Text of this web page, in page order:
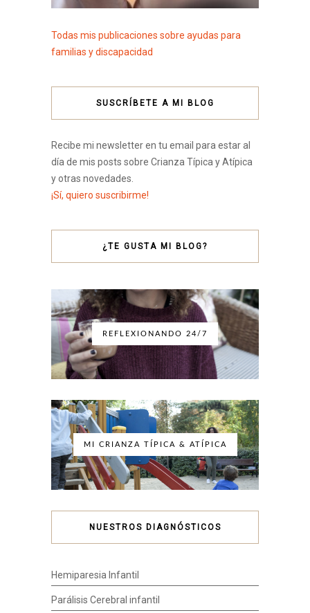
Todas mis publicaciones sobre ayudas para
familias y discapacidad
SUSCRÍBETE A MI BLOG
Recibe mi newsletter en tu email para estar al
día de mis posts sobre Crianza Típica y Atípica
y otras novedades.
¡Sí, quiero suscribirme!
¿TE GUSTA MI BLOG?
REFLEXIONANDO 24/7
MI CRIANZA TÍPICA & ATÍPICA
NUESTROS DIAGNÓSTICOS
Hemiparesia Infantil
Parálisis Cerebral infantil